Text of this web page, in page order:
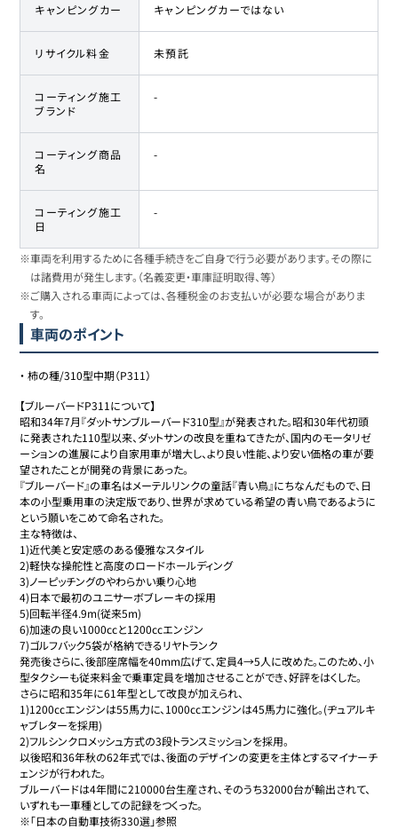
キャンピングカー キャンピングカーではない
リサイクル料金 未預託
コーティング施工
ブランド
-
コーティング商品
名
-
コーティング施工
日
-
※車両を利用するために各種手続きをご自身で行う必要があります。その際に
は諸費用が発生します。（名義変更・車庫証明取得、等）
※ご購入される車両によっては、各種税金のお支払いが必要な場合がありま
す。
車両のポイント
・柿の種/310型中期（P311）
【ブルーバードP311について】
昭和34年7月『ダットサンブルーバード310型』が発表された。昭和30年代初頭
に発表された110型以来、ダットサンの改良を重ねてきたが、国内のモータリゼ
ーションの進展により自家用車が増大し、より良い性能、より安い価格の車が要
望されたことが開発の背景にあった。
『ブルーバード』の車名はメーテルリンクの童話『青い鳥』にちなんだもので、日
本の小型乗用車の決定版であり、世界が求めている希望の青い鳥であるように
という願いをこめて命名された。
主な特徴は、
1)近代美と安定感のある優雅なスタイル
2)軽快な操舵性と高度のロードホールディング
3)ノーピッチングのやわらかい乗り心地
4)日本で最初のユニサーボブレーキの採用
5)回転半径4.9m(従来5m)
6)加速の良い1000ccと1200ccエンジン
7)ゴルフバック5袋が格納できるリヤトランク
発売後さらに、後部座席幅を40mm広げて、定員4→5人に改めた。このため、小
型タクシーも従来料金で乗車定員を増加させることができ、好評をはくした。
さらに昭和35年に61年型として改良が加えられ、
1)1200ccエンジンは55馬力に、1000ccエンジンは45馬力に強化。(ヂュアルキ
ャブレターを採用)
2)フルシンクロメッシュ方式の3段トランスミッションを採用。
以後昭和36年秋の62年式では、後面のデザインの変更を主体とするマイナーチ
ェンジが行われた。
ブルーバードは4年間に210000台生産され、そのうち32000台が輸出されて、
いずれも一車種としての記録をつくった。
※「日本の自動車技術330選」参照